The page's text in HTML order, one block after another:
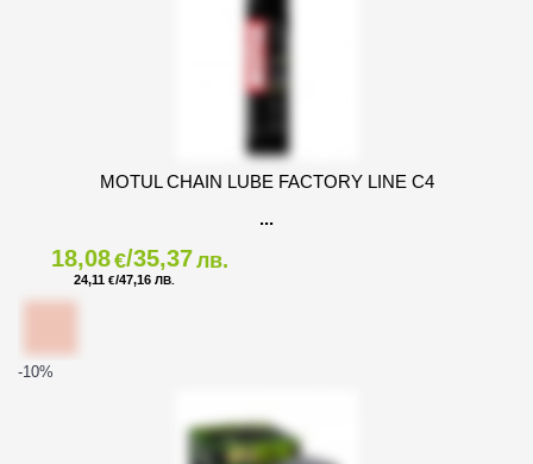
MOTUL CHAIN LUBE FACTORY LINE C4
18,08€/35,37лв.
24,11 €/47,16 ЛВ.
-10%